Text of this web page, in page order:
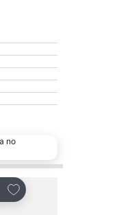
no
Adicionar aos favoritos